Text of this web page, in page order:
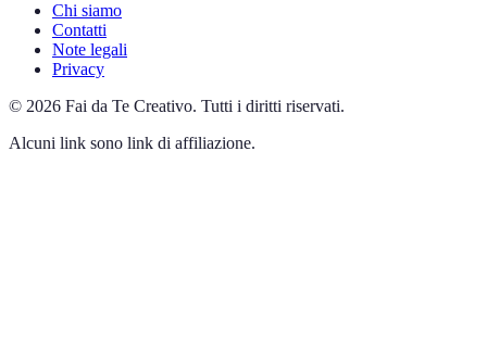
Chi siamo
Contatti
Note legali
Privacy
© 2026 Fai da Te Creativo. Tutti i diritti riservati.
Alcuni link sono link di affiliazione.